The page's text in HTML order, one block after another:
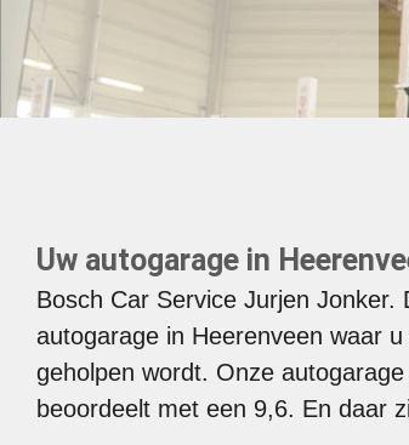
Uw autogarage in
Bosch Car Service Jurjen Jonker.
autogarage in Heerenveen waar
geholpen wordt. Onze
beoordeelt met een 9,6. En daar